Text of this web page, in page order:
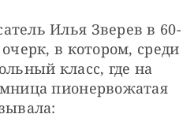
Илья Зверев в 60-
в котором, среди
класс, где на
пионервожатая